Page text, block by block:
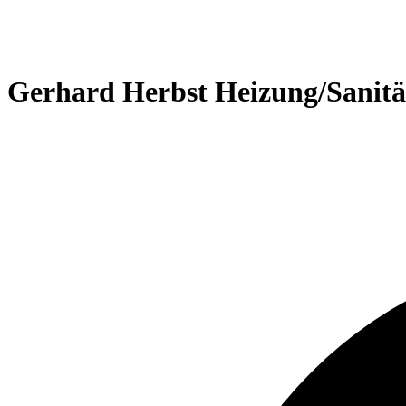
Gerhard Herbst Heizung/